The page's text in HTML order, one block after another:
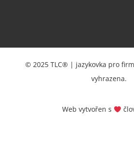
© 2025 TLC® | jazykovka pro
vyhrazena.
Web vytvořen s